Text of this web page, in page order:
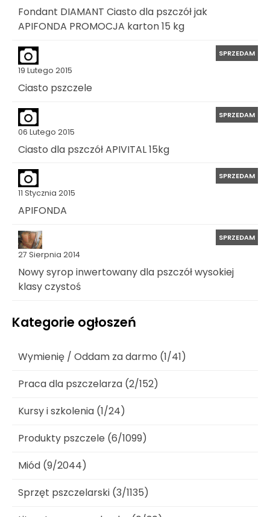
Fondant DIAMANT Ciasto dla pszczół jak
APIFONDA PROMOCJA karton 15 kg
19 Lutego 2015
SPRZEDAM
Ciasto pszczele
06 Lutego 2015
SPRZEDAM
Ciasto dla pszczół APIVITAL 15kg
11 Stycznia 2015
SPRZEDAM
APIFONDA
27 Sierpnia 2014
SPRZEDAM
Nowy syrop inwertowany dla pszczół wysokiej
klasy czystoś
Kategorie ogłoszeń
Wymienię / Oddam za darmo (1/41)
Praca dla pszczelarza (2/152)
Kursy i szkolenia (1/24)
Produkty pszczele (6/1099)
Miód (9/2044)
Sprzęt pszczelarski (3/1135)